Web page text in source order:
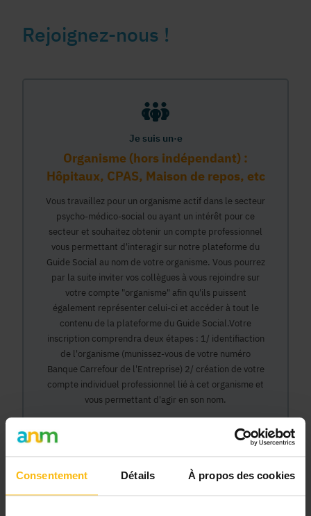
Consentement Détails À propos des cookies
Rejoignez-nous !
Je suis un·e
Organisme (hors indépendant) :
Hôpitaux, CPAS, Maison de repos, etc
Vous travaillez pour un organisme actif dans le secteur
psycho-médico-social ou ayant un intérêt pour ce
secteur et souhaitez obtenir un compte professionnel
vous permettant d'interagir sur notre plateforme du
Guide Social au nom de votre organisme. Vous pourrez
par la suite inviter vos collègues à vous rejoindre sur
votre compte "organisme" afin qu'ils puissent
également représenter celui-ci et accéder à tout le
contenu de la plateforme du Guide Social.Votre
inscription comprendra deux étapes : 1/ identifiaction
de l'organisme (munissez-vous de votre numéro
Banque Carrefour de l'Entreprise) 2/ création de votre
compte individuel professionnel lié à cet organisme et
vous permettant d'agir en son nom.